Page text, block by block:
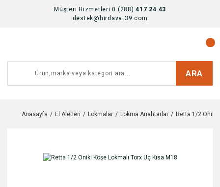
Müşteri Hizmetleri 0 (288)417 24 43
destek@hirdavat39.com
ARA
Anasayfa El Aletleri Lokmalar Lokma Anahtarlar Retta 1/2 Oniki